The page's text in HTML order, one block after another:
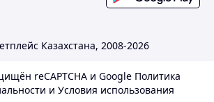
Казахстана, 2008-2026
reCAPTCHA и Google Политика
и Условия использования